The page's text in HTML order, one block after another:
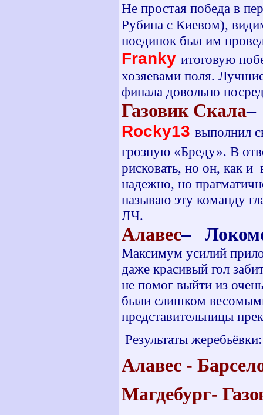
Не простая победа в
Рубина с Киевом),
поединок был им
Franky итоговую
хозяевами поля.
финала довольно
Газовик Скала–
Rocky13 выполнил
грозную «Бреду». В
рисковать, но он, как и
надежно, но
называю эту команду
ЛЧ.
Алавес–
Максимум усилий
даже красивый гол
не помог выйти из
были слишком
представительницы
Результаты жеребьёвки:
Алавес -
Магдебург-